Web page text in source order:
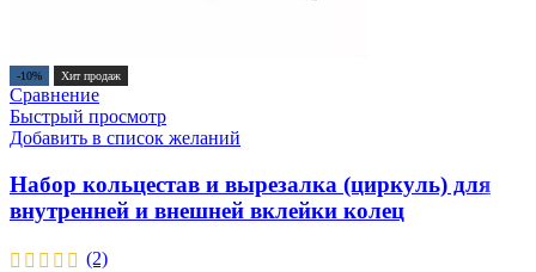
-10% Хит продаж
Сравнение
Быстрый просмотр
Добавить в список желаний
Набор кольцестав и вырезалка (циркуль) для
внутренней и внешней вклейки колец
(2)